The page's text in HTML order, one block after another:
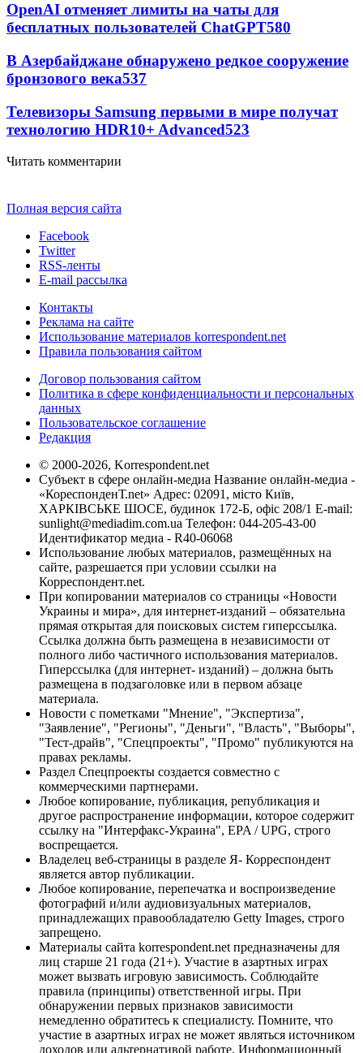
OpenAI отменяет лимиты на чаты для
бесплатных пользователей ChatGPT580
В Азербайджане обнаружено редкое сооружение
бронзового века537
Телевизоры Samsung первыми в мире получат
технологию HDR10+ Advanced523
Читать комментарии
Полная версия сайта
Facebook
Twitter
RSS-ленты
E-mail рассылка
Контакты
Реклама на сайте
Использование материалов korrespondent.net
Правила пользования сайтом
Договор пользования сайтом
Политика в сфере конфиденциальности и персональных
данных
Пользовательское соглашение
Редакция
© 2000-2026, Korrespondent.net
Субъект в сфере онлайн-медиа Название онлайн-медиа -
«КореспонденТ.net» Адрес: 02091, місто Київ,
ХАРКІВСЬКЕ ШОСЕ, будинок 172-Б, офіс 208/1 E-mail:
sunlight@mediadim.com.ua Телефон: 044-205-43-00
Идентификатор медиа - R40-06068
Использование любых материалов, размещённых на
сайте, разрешается при условии ссылки на
Корреспондент.net.
При копировании материалов со страницы «Новости
Украины и мира», для интернет-изданий – обязательна
прямая открытая для поисковых систем гиперссылка.
Ссылка должна быть размещена в независимости от
полного либо частичного использования материалов.
Гиперссылка (для интернет- изданий) – должна быть
размещена в подзаголовке или в первом абзаце
материала.
Новости с пометками "Мнение", "Экспертиза",
"Заявление", "Регионы", "Деньги", "Власть", "Выборы",
"Тест-драйв", "Спецпроекты", "Промо" публикуются на
правах рекламы.
Раздел Спецпроекты создается совместно с
коммерческими партнерами.
Любое копирование, публикация, републикация и
другое распространение информации, которое содержит
ссылку на "Интерфакс-Украина", EPA / UPG, строго
воспрещается.
Владелец веб-страницы в разделе Я- Корреспондент
является автор публикации.
Любое копирование, перепечатка и воспроизведение
фотографий и/или аудиовизуальных материалов,
принадлежащих правообладателю Getty Images, строго
запрещено.
Материалы сайта korrespondent.net предназначены для
лиц старше 21 года (21+). Участие в азартных играх
может вызвать игровую зависимость. Соблюдайте
правила (принципы) ответственной игры. При
обнаружении первых признаков зависимости
немедленно обратитесь к специалисту. Помните, что
участие в азартных играх не может являться источником
доходов или альтернативой работе. Информационный